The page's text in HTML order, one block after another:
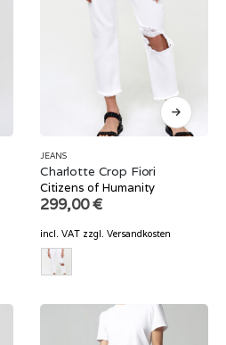
JEANS
Charlotte Crop Fiori
Citizens of Humanity
299,00€
incl. VAT zzgl. Versandkosten